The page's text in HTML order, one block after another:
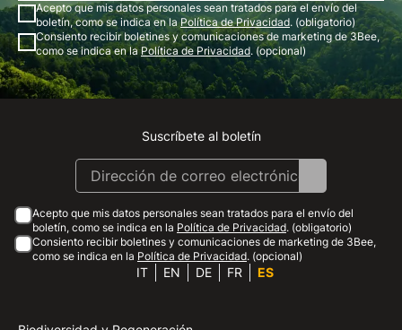
Acepto que mis datos personales sean tratados para el envío del
boletín, como se indica en laPolítica de Privacidad. (obligatorio)
Consiento recibir boletines y comunicaciones de marketing de 3Bee,
como se indica en laPolítica de Privacidad. (opcional)
Instagram
Facebook
Linkedin
Youtube
Suscríbete al boletín
Acepto que mis datos personales sean tratados para el envío del
boletín, como se indica en la Política de Privacidad. (obligatorio)
Consiento recibir boletines y comunicaciones de marketing de 3Bee,
como se indica en la Política de Privacidad. (opcional)
IT EN DE FR ES